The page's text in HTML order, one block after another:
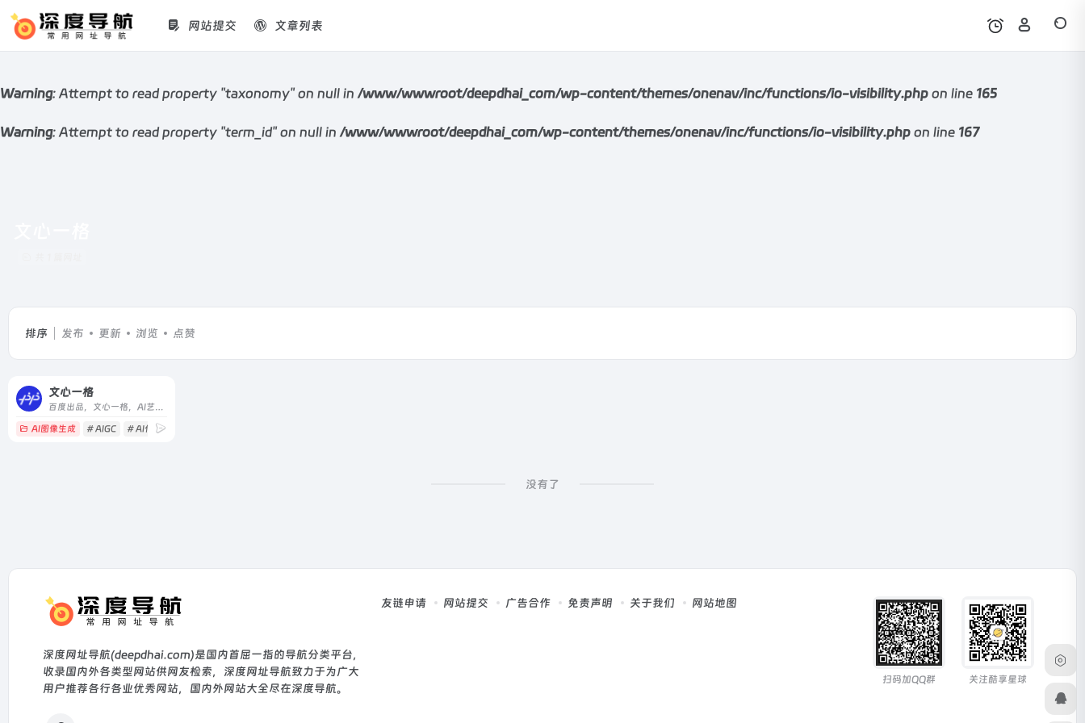
Warning: Attempt to read property "taxonomy" on null in /www/wwwroot/deepdhai_com/wp-content/themes/onenav/inc/functions/io-visibility.php on line 165
Warning: Attempt to read property "term_id" on null in /www/wwwroot/deepdhai_com/wp-content/themes/onenav/inc/functions/io-visibility.php on line 167
网站提交 文章列表
排序 发布 更新 浏览 点赞
文心一格
百度出品，文心一格，AI艺术和创意辅助平台，依托飞桨、文心大模型的技术创新推出的“AI作画”产品，可轻松驾驭多种风格，人人皆可“一语成画”
AI图像生成 # AIGC # AI作画
没有了
深度网址导航(deepdhai.com)是国内首屈一指的导航分类平台，
收录国内外各类型网站供网友检索，深度网址导航致力于为广大
用户推荐各行各业优秀网站，国内外网站大全尽在深度导航。
友链申请 网站提交 广告合作 免责声明 关于我们 网站地图
扫码加QQ群 关注酷享星球